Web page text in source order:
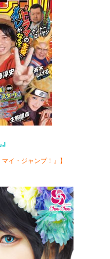
イ・ジャンプ！』】